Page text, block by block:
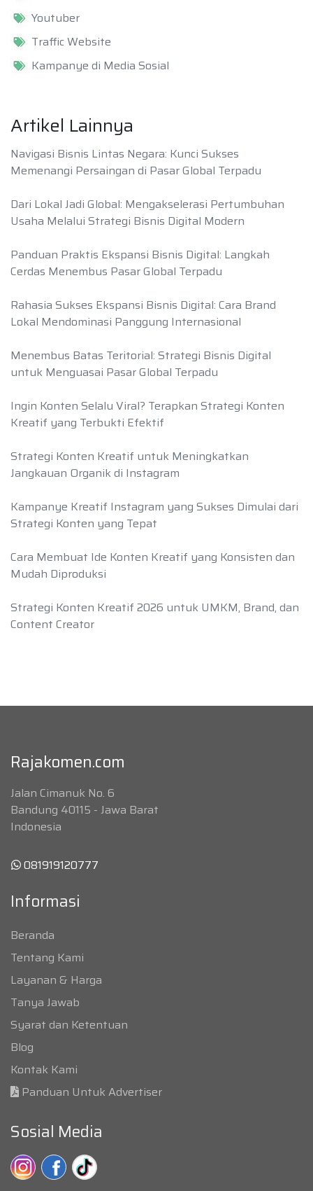
Youtuber
Traffic Website
Kampanye di Media Sosial
Artikel Lainnya
Navigasi Bisnis Lintas Negara: Kunci Sukses
Memenangi Persaingan di Pasar Global Terpadu
Dari Lokal Jadi Global: Mengakselerasi Pertumbuhan
Usaha Melalui Strategi Bisnis Digital Modern
Panduan Praktis Ekspansi Bisnis Digital: Langkah
Cerdas Menembus Pasar Global Terpadu
Rahasia Sukses Ekspansi Bisnis Digital: Cara Brand
Lokal Mendominasi Panggung Internasional
Menembus Batas Teritorial: Strategi Bisnis Digital
untuk Menguasai Pasar Global Terpadu
Ingin Konten Selalu Viral? Terapkan Strategi Konten
Kreatif yang Terbukti Efektif
Strategi Konten Kreatif untuk Meningkatkan
Jangkauan Organik di Instagram
Kampanye Kreatif Instagram yang Sukses Dimulai dari
Strategi Konten yang Tepat
Cara Membuat Ide Konten Kreatif yang Konsisten dan
Mudah Diproduksi
Strategi Konten Kreatif 2026 untuk UMKM, Brand, dan
Content Creator
Rajakomen.com
Jalan Cimanuk No. 6
Bandung 40115 - Jawa Barat
Indonesia
081919120777
Informasi
Beranda
Tentang Kami
Layanan & Harga
Tanya Jawab
Syarat dan Ketentuan
Blog
Kontak Kami
Panduan Untuk Advertiser
Sosial Media